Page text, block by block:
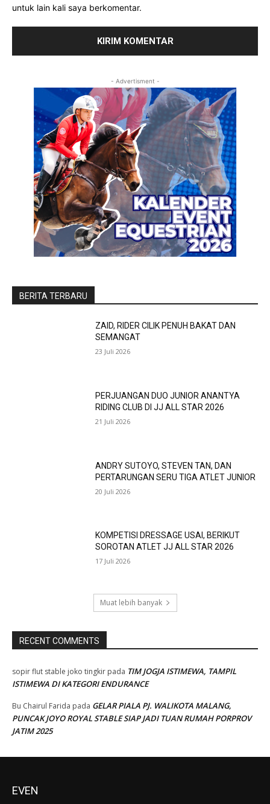
untuk lain kali saya berkomentar.
- Advertisment -
BERITA TERBARU
ZAID, RIDER CILIK PENUH BAKAT DAN
SEMANGAT
23 Juli 2026
PERJUANGAN DUO JUNIOR ANANTYA
RIDING CLUB DI JJ ALL STAR 2026
21 Juli 2026
ANDRY SUTOYO, STEVEN TAN, DAN
PERTARUNGAN SERU TIGA ATLET JUNIOR
20 Juli 2026
KOMPETISI DRESSAGE USAI, BERIKUT
SOROTAN ATLET JJ ALL STAR 2026
17 Juli 2026
Muat lebih banyak
RECENT COMMENTS
sopir flut stable joko tingkir pada TIM JOGJA ISTIMEWA, TAMPIL
ISTIMEWA DI KATEGORI ENDURANCE
Bu Chairul Farida pada GELAR PIALA PJ. WALIKOTA MALANG,
PUNCAK JOYO ROYAL STABLE SIAP JADI TUAN RUMAH PORPROV
JATIM 2025
EVEN